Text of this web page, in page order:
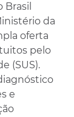
Brasil
da
oferta
pelo
(SUS).
e